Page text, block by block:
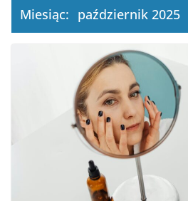
Miesiąc: październik 2025